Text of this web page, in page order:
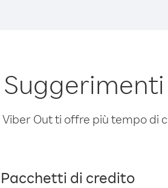
Viber Out ti offre più tempo di
Pacchetti di credito